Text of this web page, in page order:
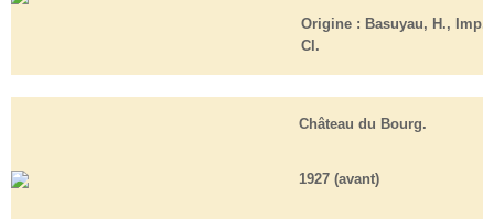
Origine : Basuyau, H., Imp.
Cl.
Château du Bourg.
1927 (avant)